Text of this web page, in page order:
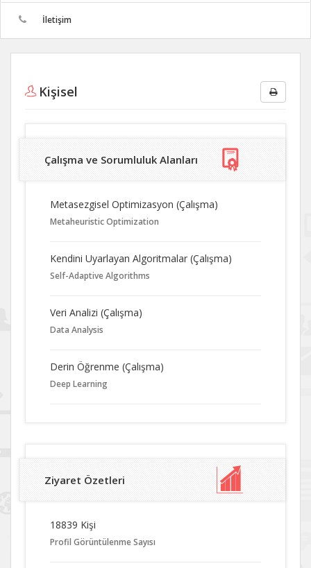
İletişim
Kişisel
Çalışma ve Sorumluluk Alanları
Metasezgisel Optimizasyon (Çalışma)
Metaheuristic Optimization
Kendini Uyarlayan Algoritmalar (Çalışma)
Self-Adaptive Algorithms
Veri Analizi (Çalışma)
Data Analysis
Derin Öğrenme (Çalışma)
Deep Learning
Ziyaret Özetleri
18839 Kişi
Profil Görüntülenme Sayısı